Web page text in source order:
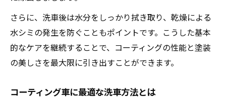
さらに、洗車後は水分をしっかり拭き取り、乾燥による
水シミの発生を防ぐこともポイントです。こうした基本
的なケアを継続することで、コーティングの性能と塗装
の美しさを最大限に引き出すことができます。
コーティング車に最適な洗車方法とは